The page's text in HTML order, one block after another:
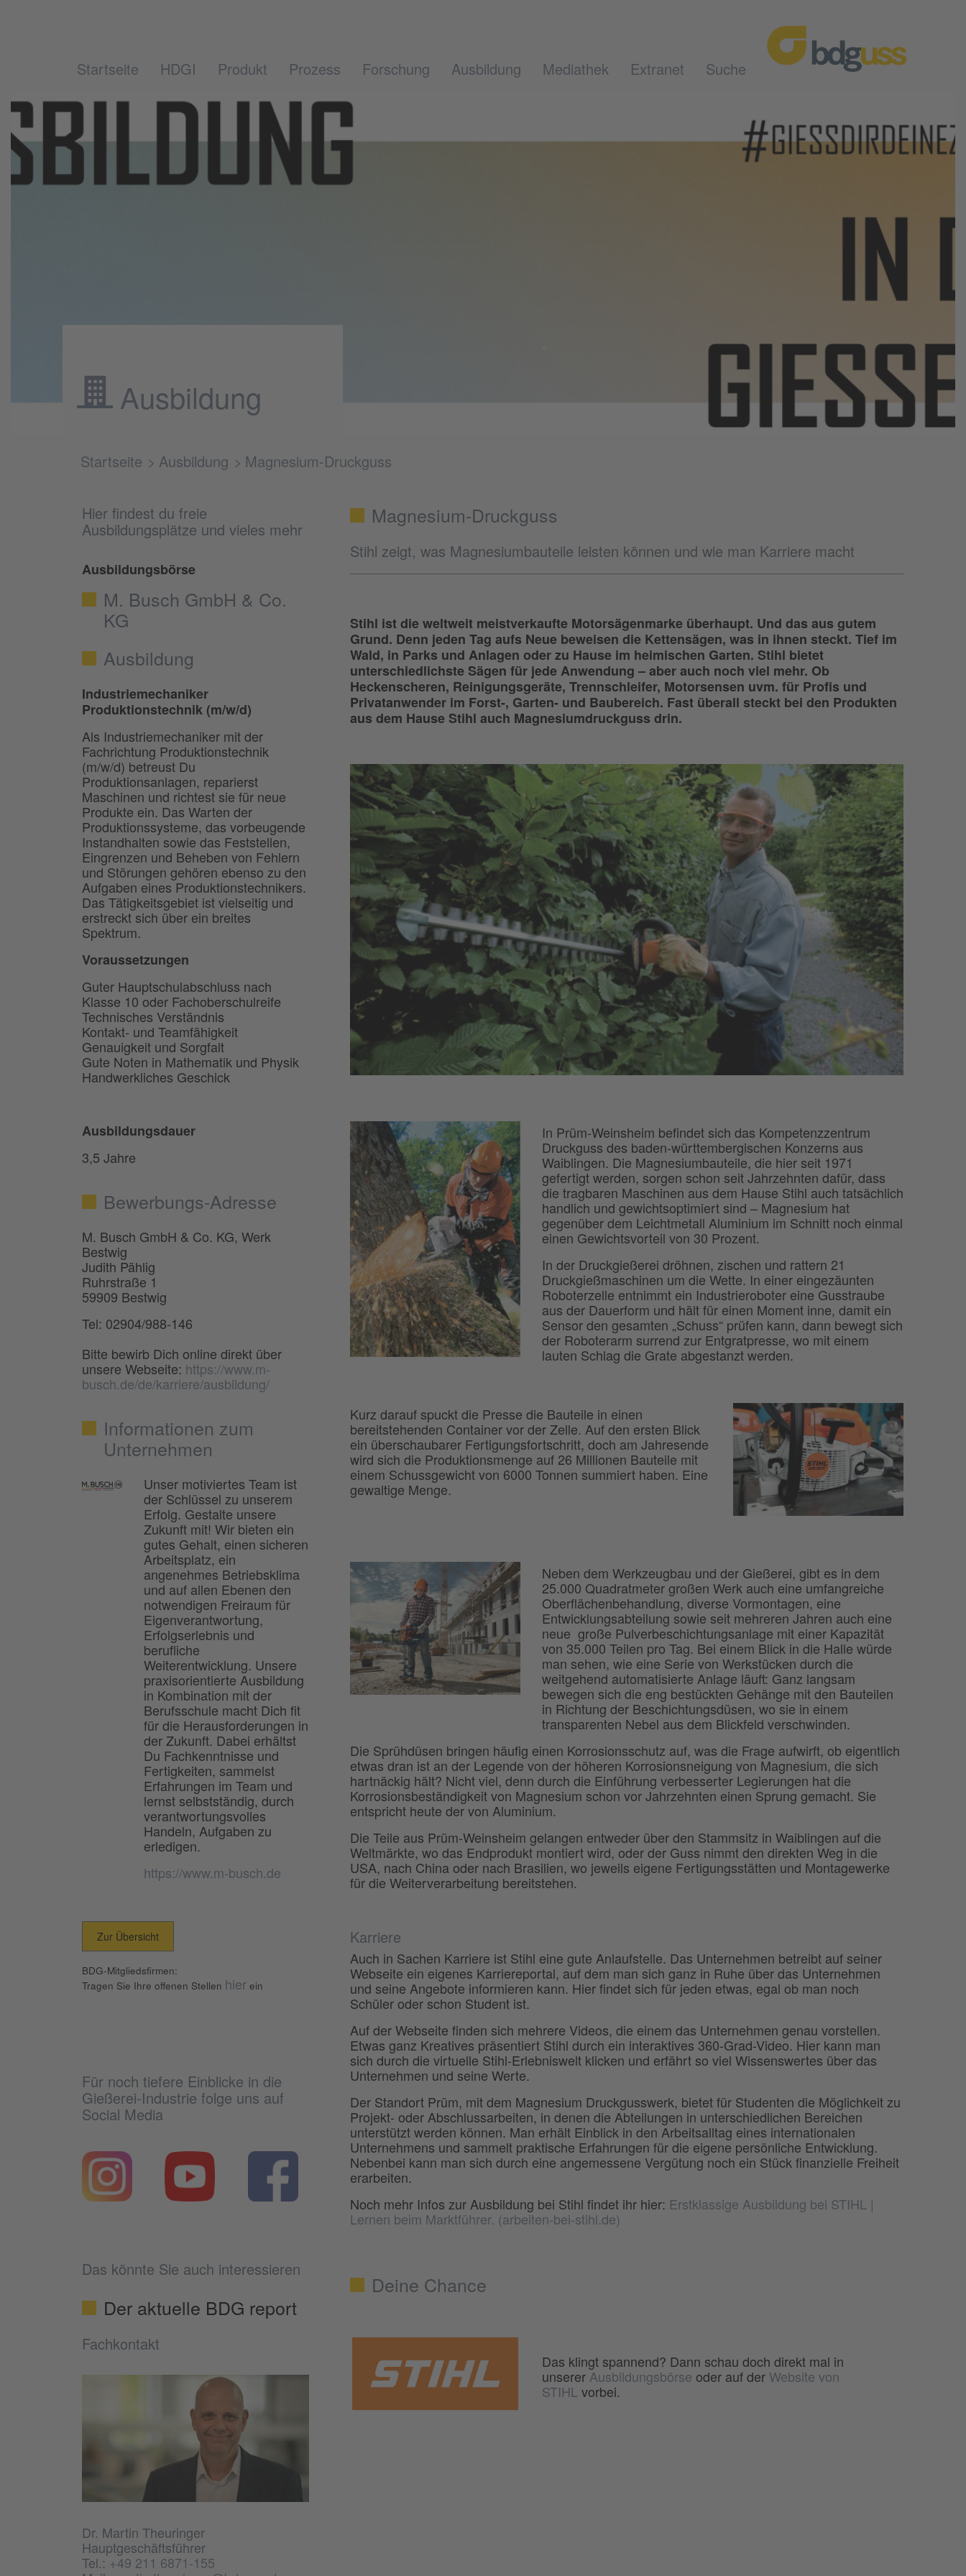
Startseite HDGI Produkt Prozess Forschung Ausbildung Mediathek Extranet Suche
Ausbildung
Startseite Ausbildung Magnesium-Druckguss
Hier findest du freie
Ausbildungsplätze und vieles mehr
Ausbildungsbörse
M. Busch GmbH & Co.
KG
Ausbildung
Industriemechaniker
Produktionstechnik (m/w/d)
Als Industriemechaniker mit der
Fachrichtung Produktionstechnik
(m/w/d) betreust Du
Produktionsanlagen, reparierst
Maschinen und richtest sie für neue
Produkte ein. Das Warten der
Produktions­systeme, das vorbeugende
Instandhalten sowie das Feststellen,
Eingrenzen und Beheben von Fehlern
und Störungen gehören ebenso zu den
Aufgaben eines Produktionstechnikers.
Das Tätigkeitsgebiet ist vielseitig und
erstreckt sich über ein breites
Spektrum.
Voraussetzungen
Guter Hauptschulabschluss nach
Klasse 10 oder Fachoberschulreife
Technisches Verständnis
Kontakt- und Teamfähigkeit
Genauigkeit und Sorgfalt
Gute Noten in Mathematik und Physik
Handwerkliches Geschick
Ausbildungsdauer
3,5 Jahre
Bewerbungs-Adresse
M. Busch GmbH & Co. KG, Werk
Bestwig
Judith Pählig
Ruhrstraße 1
59909 Bestwig
Tel: 02904/988-146
Bitte bewirb Dich online direkt über
unsere Webseite: https://www.m-
busch.de/de/karriere/ausbildung/
Informationen zum
Unternehmen
Unser motiviertes Team ist
der Schlüssel zu unserem
Erfolg. Gestalte unsere
Zukunft mit! Wir bieten ein
gutes Gehalt, einen sicheren
Arbeitsplatz, ein
angenehmes Betriebsklima
und auf allen Ebenen den
notwendigen Freiraum für
Eigenverantwortung,
Erfolgserlebnis und
berufliche
Weiterentwicklung. Unsere
praxisorientierte Ausbildung
in Kombination mit der
Berufsschule macht Dich fit
für die Herausforderungen in
der Zukunft. Dabei erhältst
Du Fachkenntnisse und
Fertigkeiten, sammelst
Erfahrungen im Team und
lernst selbstständig, durch
verantwortungsvolles
Handeln, Aufgaben zu
erledigen.
https://www.m-busch.de
Zur Übersicht
BDG-Mitgliedsfirmen:
Tragen Sie Ihre offenen Stellen hier ein
Für noch tiefere Einblicke in die
Gießerei-Industrie folge uns auf
Social Media
Das könnte Sie auch interessieren
Der aktuelle BDG report
Fachkontakt
Dr. Martin Theuringer
Hauptgeschäftsführer
Tel.: +49 211 6871-155
Magnesium-Druckguss
Stihl zeigt, was Magnesiumbauteile leisten können und wie man Karriere macht
Stihl ist die weltweit meistverkaufte Motorsägenmarke überhaupt. Und das aus gutem
Grund. Denn jeden Tag aufs Neue beweisen die Kettensägen, was in ihnen steckt. Tief im
Wald, in Parks und Anlagen oder zu Hause im heimischen Garten. Stihl bietet
unterschiedlichste Sägen für jede Anwendung – aber auch noch viel mehr. Ob
Heckenscheren, Reinigungsgeräte, Trennschleifer, Motorsensen uvm. für Profis und
Privatanwender im Forst-, Garten- und Baubereich. Fast überall steckt bei den Produkten
aus dem Hause Stihl auch Magnesiumdruckguss drin.
In Prüm-Weinsheim befindet sich das Kompetenzzentrum
Druckguss des baden-württembergischen Konzerns aus
Waiblingen. Die Magnesiumbauteile, die hier seit 1971
gefertigt werden, sorgen schon seit Jahrzehnten dafür, dass
die tragbaren Maschinen aus dem Hause Stihl auch tatsächlich
handlich und gewichtsoptimiert sind – Magnesium hat
gegenüber dem Leichtmetall Aluminium im Schnitt noch einmal
einen Gewichtsvorteil von 30 Prozent.
In der Druckgießerei dröhnen, zischen und rattern 21
Druckgießmaschinen um die Wette. In einer eingezäunten
Roboterzelle entnimmt ein Industrieroboter eine Gusstraube
aus der Dauerform und hält für einen Moment inne, damit ein
Sensor den gesamten „Schuss“ prüfen kann, dann bewegt sich
der Roboterarm surrend zur Entgratpresse, wo mit einem
lauten Schlag die Grate abgestanzt werden.
Kurz darauf spuckt die Presse die Bauteile in einen
bereitstehenden Container vor der Zelle. Auf den ersten Blick
ein überschaubarer Fertigungsfortschritt, doch am Jahresende
wird sich die Produktionsmenge auf 26 Millionen Bauteile mit
einem Schussgewicht von 6000 Tonnen summiert haben. Eine
gewaltige Menge.
Neben dem Werkzeugbau und der Gießerei, gibt es in dem
25.000 Quadratmeter großen Werk auch eine umfangreiche
Oberflächenbehandlung, diverse Vormontagen, eine
Entwicklungsabteilung sowie seit mehreren Jahren auch eine
neue große Pulverbeschichtungsanlage mit einer Kapazität
von 35.000 Teilen pro Tag. Bei einem Blick in die Halle würde
man sehen, wie eine Serie von Werkstücken durch die
weitgehend automatisierte Anlage läuft: Ganz langsam
bewegen sich die eng bestückten Gehänge mit den Bauteilen
in Richtung der Beschichtungsdüsen, wo sie in einem
transparenten Nebel aus dem Blickfeld verschwinden.
Die Sprühdüsen bringen häufig einen Korrosionsschutz auf, was die Frage aufwirft, ob eigentlich
etwas dran ist an der Legende von der höheren Korrosionsneigung von Magnesium, die sich
hartnäckig hält? Nicht viel, denn durch die Einführung verbesserter Legierungen hat die
Korrosionsbeständigkeit von Magnesium schon vor Jahrzehnten einen Sprung gemacht. Sie
entspricht heute der von Aluminium.
Die Teile aus Prüm-Weinsheim gelangen entweder über den Stammsitz in Waiblingen auf die
Weltmärkte, wo das Endprodukt montiert wird, oder der Guss nimmt den direkten Weg in die
USA, nach China oder nach Brasilien, wo jeweils eigene Fertigungsstätten und Montagewerke
für die Weiterverarbeitung bereitstehen.
Karriere
Auch in Sachen Karriere ist Stihl eine gute Anlaufstelle. Das Unternehmen betreibt auf seiner
Webseite ein eigenes Karriereportal, auf dem man sich ganz in Ruhe über das Unternehmen
und seine Angebote informieren kann. Hier findet sich für jeden etwas, egal ob man noch
Schüler oder schon Student ist.
Auf der Webseite finden sich mehrere Videos, die einem das Unternehmen genau vorstellen.
Etwas ganz Kreatives präsentiert Stihl durch ein interaktives 360-Grad-Video. Hier kann man
sich durch die virtuelle Stihl-Erlebniswelt klicken und erfährt so viel Wissenswertes über das
Unternehmen und seine Werte.
Der Standort Prüm, mit dem Magnesium Druckgusswerk, bietet für Studenten die Möglichkeit zu
Projekt- oder Abschlussarbeiten, in denen die Abteilungen in unterschiedlichen Bereichen
unterstützt werden können. Man erhält Einblick in den Arbeitsalltag eines internationalen
Unternehmens und sammelt praktische Erfahrungen für die eigene persönliche Entwicklung.
Nebenbei kann man sich durch eine angemessene Vergütung noch ein Stück finanzielle Freiheit
erarbeiten.
Noch mehr Infos zur Ausbildung bei Stihl findet ihr hier: Erstklassige Ausbildung bei STIHL |
Lernen beim Marktführer. (arbeiten-bei-stihl.de)
Deine Chance
Das klingt spannend? Dann schau doch direkt mal in
unsererAusbildungsbörse oder auf der Website von
STIHL vorbei.